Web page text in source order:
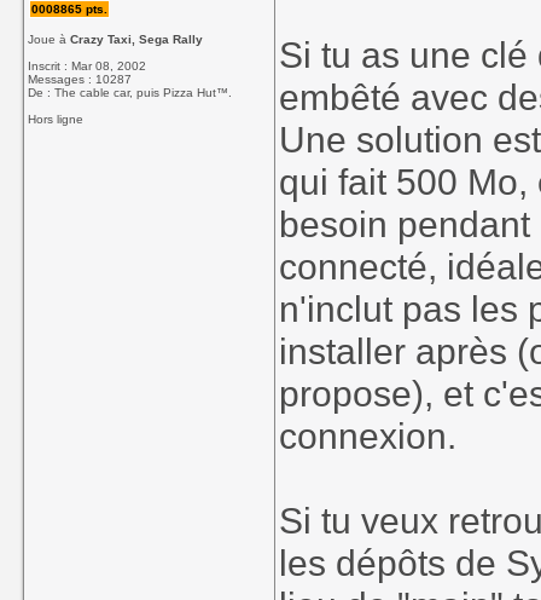
0008865 pts.
Joue àCrazy Taxi, Sega Rally
Inscrit : Mar 08, 2002
Messages : 10287
De : The cable car, puis Pizza Hut™.
Hors ligne
Si tu as une
embêté avec
Une solution
qui fait 500
besoin
connecté,
n'inclut pas les
installer après
propose), et
connexion.
Si tu veux
les dépôts de